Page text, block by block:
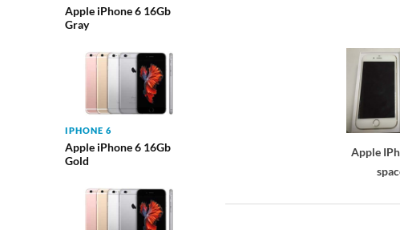
Apple iPhone 6 16Gb
Gray
IPHONE 6
Apple iPhone 6 16Gb
Gold
Apple